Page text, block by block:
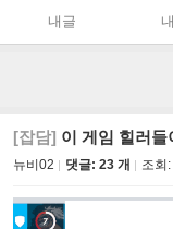
내글
[잡담] 이 게임 힐러들
뉴비02 댓글: 23 개 조회: